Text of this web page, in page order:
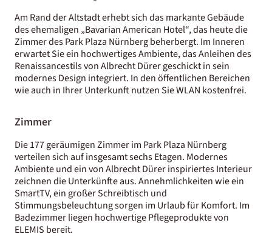
Am Rand der Altstadt erhebt sich das markante Gebäude
des ehemaligen „Bavarian American Hotel“, das heute die
Zimmer des Park Plaza Nürnberg beherbergt. Im Inneren
erwartet Sie ein hochwertiges Ambiente, das Anleihen des
Renaissancestils von Albrecht Dürer geschickt in sein
modernes Design integriert. In den öffentlichen Bereichen
wie auch in Ihrer Unterkunft nutzen Sie WLAN kostenfrei.
Zimmer
Die 177 geräumigen Zimmer im Park Plaza Nürnberg
verteilen sich auf insgesamt sechs Etagen. Modernes
Ambiente und ein von Albrecht Dürer inspiriertes Interieur
zeichnen die Unterkünfte aus. Annehmlichkeiten wie ein
SmartTV, ein großer Schreibtisch und
Stimmungsbeleuchtung sorgen im Urlaub für Komfort. Im
Badezimmer liegen hochwertige Pflegeprodukte von
ELEMIS bereit.